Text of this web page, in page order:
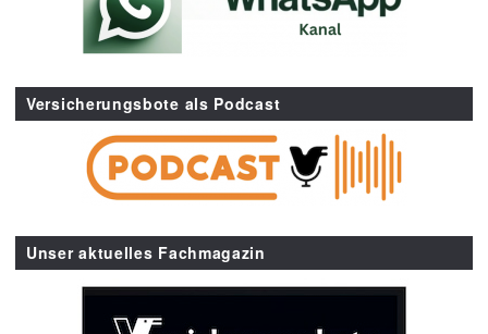
Versicherungsbote als Podcast
Unser aktuelles Fachmagazin